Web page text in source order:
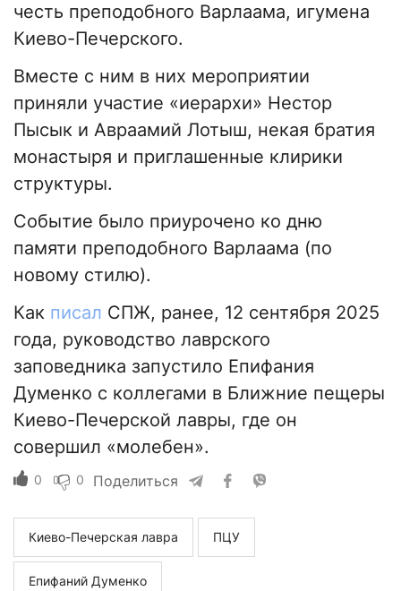
честь преподобного Варлаама, игумена
Киево-Печерского.
Вместе с ним в них мероприятии
приняли участие «иерархи» Нестор
Пысык и Авраамий Лотыш, некая братия
монастыря и приглашенные клирики
структуры.
Событие было приурочено ко дню
памяти преподобного Варлаама (по
новому стилю).
Как писал СПЖ, ранее, 12 сентября 2025
года, руководство лаврского
заповедника запустило Епифания
Думенко с коллегами в Ближние пещеры
Киево-Печерской лавры, где он
совершил «молебен».
0 0 Поделиться
Киево-Печерская лавра ПЦУ
Епифаний Думенко